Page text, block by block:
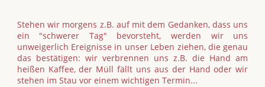
Stehen wir morgens z.B. auf mit dem Gedanken, dass uns
ein "schwerer Tag" bevorsteht, werden wir uns
unweigerlich Ereignisse in unser Leben ziehen, die genau
das bestätigen: wir verbrennen uns z.B. die Hand am
heißen Kaffee, der Müll fällt uns aus der Hand oder wir
stehen im Stau vor einem wichtigen Termin...